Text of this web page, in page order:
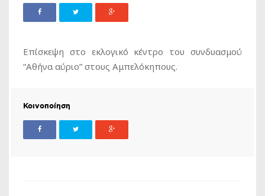
Επίσκεψη στο εκλογικό κέντρο του συνδυασμού
“Αθήνα αύριο” στους Αμπελόκηπους.
Κοινοποίηση